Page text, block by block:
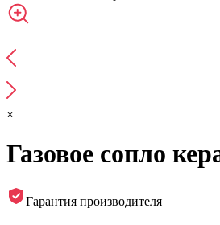
×
Газовое сопло
Гарантия производителя